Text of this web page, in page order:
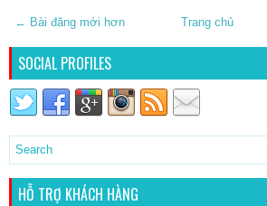
← Bài đăng mới hơn Trang chủ
SOCIAL PROFILES
HỖ TRỢ KHÁCH HÀNG